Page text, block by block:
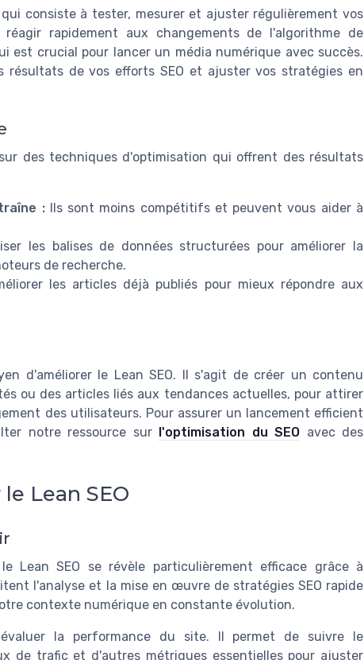
qui consiste à tester, mesurer et ajuster régulièrement vos
rapidement aux changements de l'algorithme de
est crucial pour lancer un média numérique avec succès.
résultats de vos efforts SEO et ajuster vos stratégies en
des techniques d'optimisation qui offrent des résultats
:Ils sont moins compétitifs et peuvent vous aider à
les balises de données structurées pour améliorer la
de recherche.
les articles déjà publiés pour mieux répondre aux
d'améliorer le Lean SEO. Il s'agit de créer un contenu
ou des articles liés aux tendances actuelles, pour attirer
des utilisateurs. Pour assurer un lancement efficient
notre ressource sur l'optimisation du SEO avec des
Lean SEO
Lean SEO se révèle particulièrement efficace grâce à
l'analyse et la mise en œuvre de stratégies SEO rapide
contexte numérique en constante évolution.
la performance du site. Il permet de suivre le
de trafic et d'autres métriques essentielles pour ajuster